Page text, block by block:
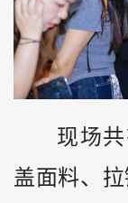
现场
盖面料、